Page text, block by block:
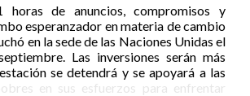
horas de anuncios, compromisos y
esperanzador en materia de cambio
en la sede de las Naciones Unidas el
Las inversiones serán más
se detendrá y se apoyará a las
en sus esfuerzos para enfrentar